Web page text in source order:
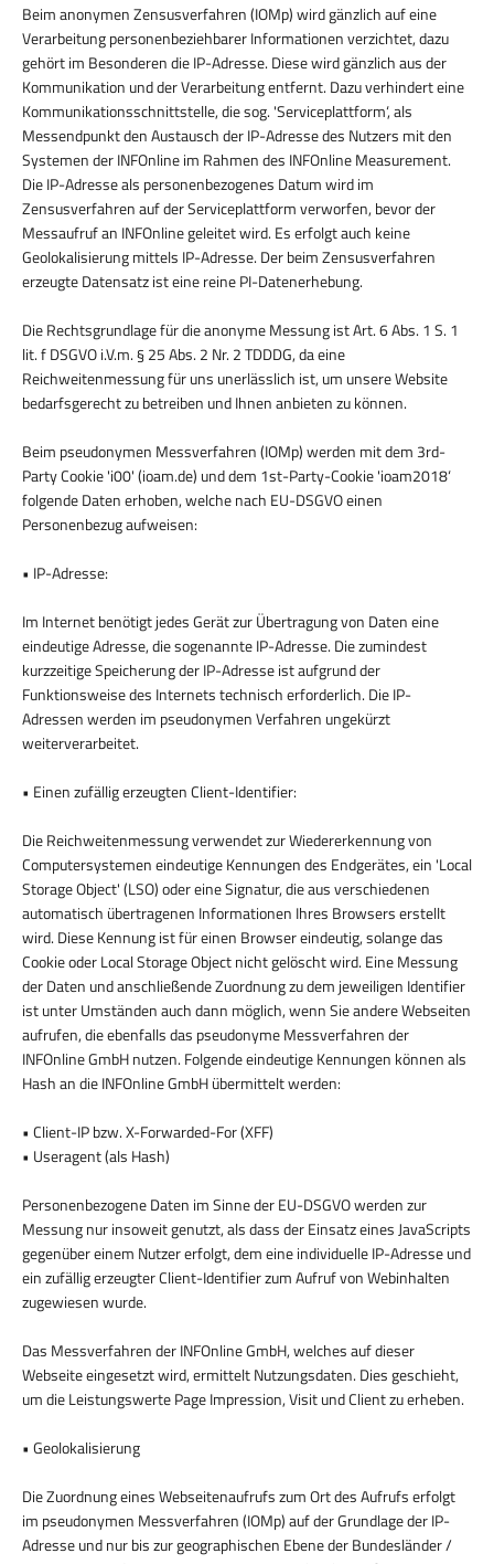
Beim anonymen Zensusverfahren (IOMp) wird gänzlich auf eine
Verarbeitung personenbeziehbarer Informationen verzichtet, dazu
gehört im Besonderen die IP-Adresse. Diese wird gänzlich aus der
Kommunikation und der Verarbeitung entfernt. Dazu verhindert eine
Kommunikationsschnittstelle, die sog. 'Serviceplattform‘, als
Messendpunkt den Austausch der IP-Adresse des Nutzers mit den
Systemen der INFOnline im Rahmen des INFOnline Measurement.
Die IP-Adresse als personenbezogenes Datum wird im
Zensusverfahren auf der Serviceplattform verworfen, bevor der
Messaufruf an INFOnline geleitet wird. Es erfolgt auch keine
Geolokalisierung mittels IP-Adresse. Der beim Zensusverfahren
erzeugte Datensatz ist eine reine PI-Datenerhebung.
Die Rechtsgrundlage für die anonyme Messung ist Art. 6 Abs. 1 S. 1
lit. f DSGVO i.V.m. § 25 Abs. 2 Nr. 2 TDDDG, da eine
Reichweitenmessung für uns unerlässlich ist, um unsere Website
bedarfsgerecht zu betreiben und Ihnen anbieten zu können.
Beim pseudonymen Messverfahren (IOMp) werden mit dem 3rd-
Party Cookie 'i00' (ioam.de) und dem 1st-Party-Cookie 'ioam2018‘
folgende Daten erhoben, welche nach EU-DSGVO einen
Personenbezug aufweisen:
• IP-Adresse:
Im Internet benötigt jedes Gerät zur Übertragung von Daten eine
eindeutige Adresse, die sogenannte IP-Adresse. Die zumindest
kurzzeitige Speicherung der IP-Adresse ist aufgrund der
Funktionsweise des Internets technisch erforderlich. Die IP-
Adressen werden im pseudonymen Verfahren ungekürzt
weiterverarbeitet.
• Einen zufällig erzeugten Client-Identifier:
Die Reichweitenmessung verwendet zur Wiedererkennung von
Computersystemen eindeutige Kennungen des Endgerätes, ein 'Local
Storage Object' (LSO) oder eine Signatur, die aus verschiedenen
automatisch übertragenen Informationen Ihres Browsers erstellt
wird. Diese Kennung ist für einen Browser eindeutig, solange das
Cookie oder Local Storage Object nicht gelöscht wird. Eine Messung
der Daten und anschließende Zuordnung zu dem jeweiligen Identifier
ist unter Umständen auch dann möglich, wenn Sie andere Webseiten
aufrufen, die ebenfalls das pseudonyme Messverfahren der
INFOnline GmbH nutzen. Folgende eindeutige Kennungen können als
Hash an die INFOnline GmbH übermittelt werden:
• Client-IP bzw. X-Forwarded-For (XFF)
• Useragent (als Hash)
Personenbezogene Daten im Sinne der EU-DSGVO werden zur
Messung nur insoweit genutzt, als dass der Einsatz eines JavaScripts
gegenüber einem Nutzer erfolgt, dem eine individuelle IP-Adresse und
ein zufällig erzeugter Client-Identifier zum Aufruf von Webinhalten
zugewiesen wurde.
Das Messverfahren der INFOnline GmbH, welches auf dieser
Webseite eingesetzt wird, ermittelt Nutzungsdaten. Dies geschieht,
um die Leistungswerte Page Impression, Visit und Client zu erheben.
• Geolokalisierung
Die Zuordnung eines Webseitenaufrufs zum Ort des Aufrufs erfolgt
im pseudonymen Messverfahren (IOMp) auf der Grundlage der IP-
Adresse und nur bis zur geographischen Ebene der Bundesländer /